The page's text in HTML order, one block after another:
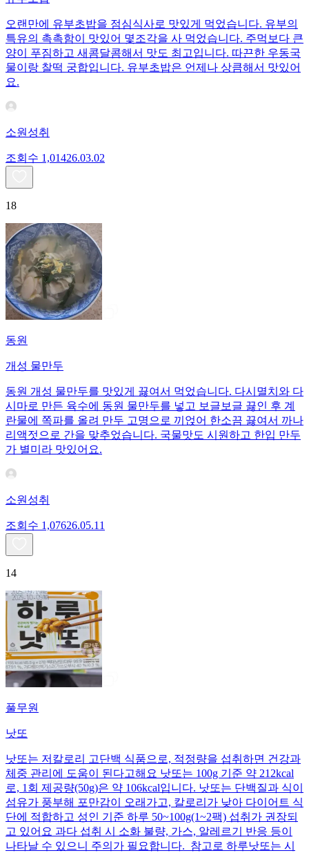
오랜만에 유부초밥을 점심식사로 맛있게 먹었습니다. 유부의
특유의 촉촉함이 맛있어 몇조각을 사 먹었습니다. 주먹보다 큰
양이 푸짐하고 새콤달콤해서 맛도 최고입니다. 따끈한 우동국
물이랑 찰떡 궁합입니다. 유부초밥은 언제나 상큼해서 맛있어
요.
소원성취
조회수 1,01426.03.02
18
동원
개성 물만두
동원 개성 물만두를 맛있게 끓여서 먹었습니다. 다시멸치와 다
시마로 만든 육수에 동원 물만두를 넣고 보글보글 끓인 후 계
란물에 쪽파를 올려 만두 고명으로 끼얹어 한소끔 끓여서 까나
리액젓으로 간을 맞추었습니다. 국물맛도 시원하고 한입 만두
가 별미라 맛있어요.
소원성취
조회수 1,07626.05.11
14
풀무원
낫또
낫또는 저칼로리 고단백 식품으로, 적정량을 섭취하면 건강과
체중 관리에 도움이 된다고해요 낫또는 100g 기준 약 212kcal
로, 1회 제공량(50g)은 약 106kcal입니다. 낫또는 단백질과 식이
섬유가 풍부해 포만감이 오래가고, 칼로리가 낮아 다이어트 식
단에 적합하고 성인 기준 하루 50~100g(1~2팩) 섭취가 권장되
고 있어요 과다 섭취 시 소화 불량, 가스, 알레르기 반응 등이
나타날 수 있으니 주의가 필요합니다. 참고로 하루낫또는 시